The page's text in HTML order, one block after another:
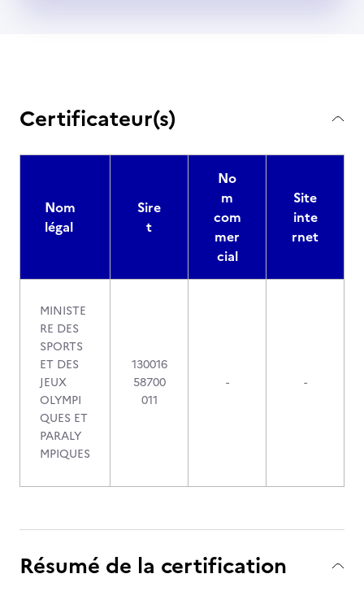
Certificateur(s)
Nom
légal
Sire
t
No
m
com
mer
cial
Site
inte
rnet
MINISTE
RE DES
SPORTS
ET DES
JEUX
OLYMPI
QUES ET
PARALY
MPIQUES
130016
58700
011
- -
Résumé de la certification